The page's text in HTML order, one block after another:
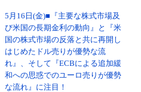
5月16日(金)■『主要な株式市場及
び米国の長期金利の動向』と『米
国の株式市場の反落と共に再開し
はじめたドル売りが優勢な流
れ』、そして『ECBによる追加緩
和への思惑でのユーロ売りが優勢
な流れ』に注目！